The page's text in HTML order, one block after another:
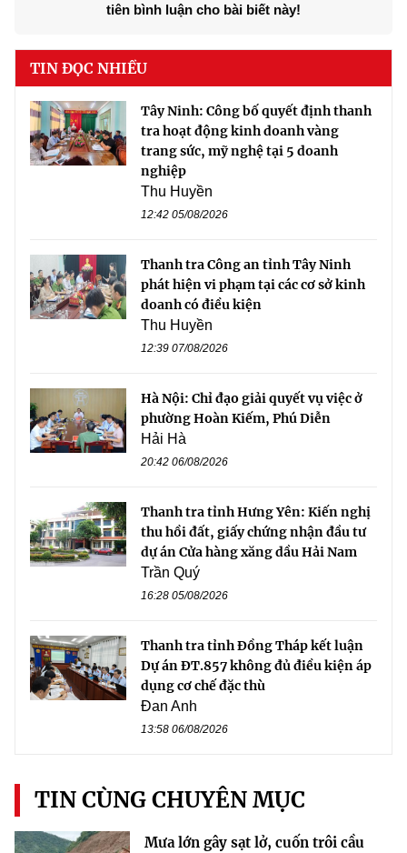
tiên bình luận cho bài biết này!
TIN ĐỌC NHIỀU
Tây Ninh: Công bố quyết định thanh
tra hoạt động kinh doanh vàng
trang sức, mỹ nghệ tại 5 doanh
nghiệp
Thu Huyền
12:42 05/08/2026
Thanh tra Công an tỉnh Tây Ninh
phát hiện vi phạm tại các cơ sở kinh
doanh có điều kiện
Thu Huyền
12:39 07/08/2026
Hà Nội: Chỉ đạo giải quyết vụ việc ở
phường Hoàn Kiếm, Phú Diễn
Hải Hà
20:42 06/08/2026
Thanh tra tỉnh Hưng Yên: Kiến nghị
thu hồi đất, giấy chứng nhận đầu tư
dự án Cửa hàng xăng dầu Hải Nam
Trần Quý
16:28 05/08/2026
Thanh tra tỉnh Đồng Tháp kết luận
Dự án ĐT.857 không đủ điều kiện áp
dụng cơ chế đặc thù
Đan Anh
13:58 06/08/2026
TIN CÙNG CHUYÊN MỤC
Mưa lớn gây sạt lở, cuốn trôi cầu